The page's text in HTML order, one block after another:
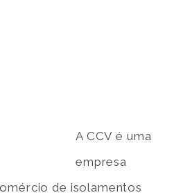
A CCV é uma
empresa
de isolamentos